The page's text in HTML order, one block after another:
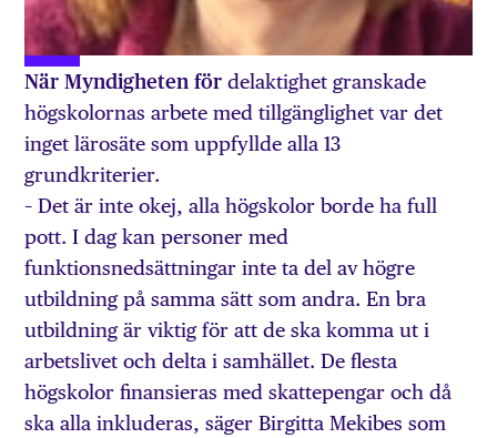
När Myndigheten fördelaktighet granskade
högskolornas arbete med tillgänglighet var det
inget lärosäte som uppfyllde alla 13
grundkriterier.
– Det är inte okej, alla högskolor borde ha full
pott. I dag kan personer med
funktionsnedsättningar inte ta del av högre
utbildning på samma sätt som andra. En bra
utbildning är viktig för att de ska komma ut i
arbetslivet och delta i samhället. De flesta
högskolor finansieras med skattepengar och då
ska alla inkluderas, säger Birgitta Mekibes som